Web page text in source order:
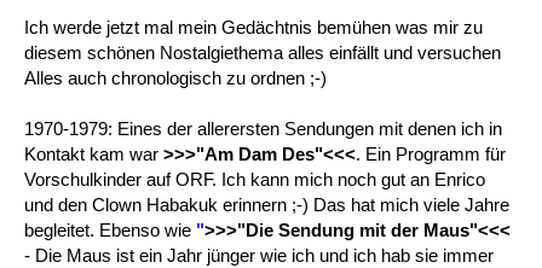
Ich werde jetzt mal mein Gedächtnis bemühen was mir zu
diesem schönen Nostalgiethema alles einfällt und versuchen
Alles auch chronologisch zu ordnen ;-)
1970-1979: Eines der allerersten Sendungen mit denen ich in
Kontakt kam war >>>"Am Dam Des"<<<. Ein Programm für
Vorschulkinder auf ORF. Ich kann mich noch gut an Enrico
und den Clown Habakuk erinnern ;-) Das hat mich viele Jahre
begleitet. Ebenso wie ">>>"Die Sendung mit der Maus"<<<
- Die Maus ist ein Jahr jünger wie ich und ich hab sie immer